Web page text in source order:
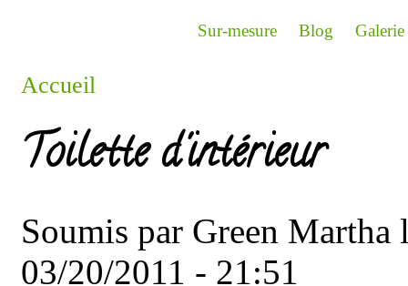
Sur-mesure Blog Galerie
Vous êtes ici
Accueil
Toilette d'intérieur
Soumis par Green Martha
03/20/2011 - 21:51